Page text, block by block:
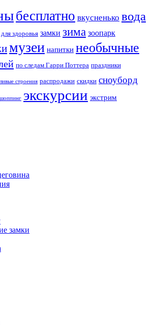
бесплатно вкусненько вода
для здоровья замки зима зоопарк
музеи напитки необычные
по следам Гарри Поттера праздники
строения распродажи скидки сноуборд
шоппинг экскурсии экстрим
замки